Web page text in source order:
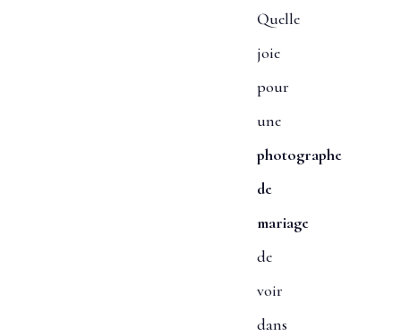
Quelle
joie
pour
une
photographe
de
mariage
de
voir
dans